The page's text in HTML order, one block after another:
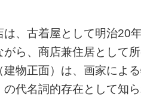
、古着屋として明治20
ら、商店兼住居として
物正面）は、画家によ
代名詞的存在として知ら